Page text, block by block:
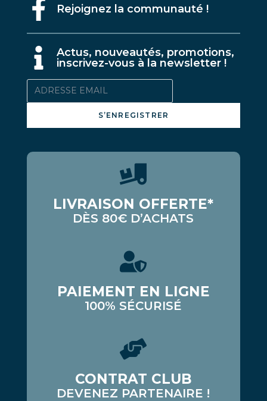
Rejoignez la communauté !
Actus, nouveautés, promotions,
inscrivez-vous à la newsletter !
S’ENREGISTRER
LIVRAISON OFFERTE*
DÈS 80€ D’ACHATS
PAIEMENT EN LIGNE
100% SÉCURISÉ
CONTRAT CLUB
DEVENEZ PARTENAIRE !